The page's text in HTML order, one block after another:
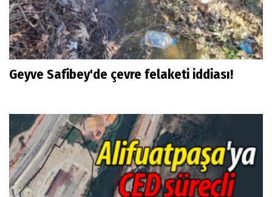
Geyve Safibey'de çevre felaketi iddiası!